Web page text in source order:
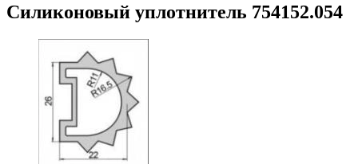
Силиконовый уплотнитель 754152.054